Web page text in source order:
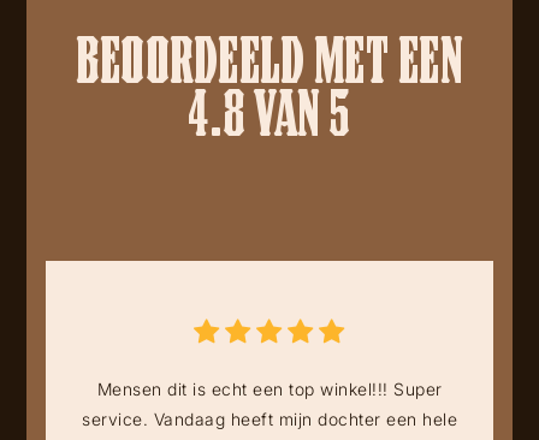
BEOORDEELD MET EEN
4.8 VAN 5
Mensen dit is echt een top winkel!!! Super
service. Vandaag heeft mijn dochter een hele